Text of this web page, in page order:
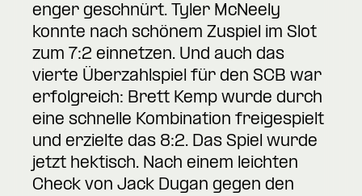
enger geschnürt. Tyler McNeely
konnte nach schönem Zuspiel im Slot
zum 7:2 einnetzen. Und auch das
vierte Überzahlspiel für den SCB war
erfolgreich: Brett Kemp wurde durch
eine schnelle Kombination freigespielt
und erzielte das 8:2. Das Spiel wurde
jetzt hektisch. Nach einem leichten
Check von Jack Dugan gegen den